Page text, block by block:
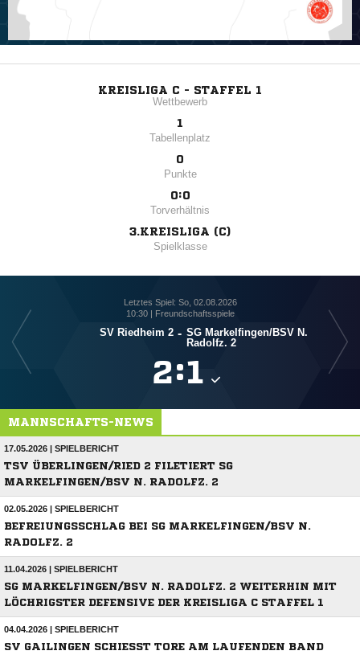
KREISLIGA C - STAFFEL 1
Wettbewerb
1
Tabellenplatz
0
Punkte
0:0
Torverhältnis
3.KREISLIGA (C)
Spielklasse
Letztes Spiel: So, 02.08.2026
10:30 | Freundschaftsspiele
SV Riedheim 2 - SG Markelfingen/​BSV N.
Radolfz. 2
:
MANNSCHAFTS-NEWS
17.05.2026 | SPIELBERICHT
TSV ÜBERLINGEN/RIED 2 FILETIERT SG
MARKELFINGEN/BSV N. RADOLFZ. 2
02.05.2026 | SPIELBERICHT
BEFREIUNGSSCHLAG BEI SG MARKELFINGEN/BSV N.
RADOLFZ. 2
11.04.2026 | SPIELBERICHT
SG MARKELFINGEN/BSV N. RADOLFZ. 2 WEITERHIN MIT
LÖCHRIGSTER DEFENSIVE DER KREISLIGA C STAFFEL 1
04.04.2026 | SPIELBERICHT
SV GAILINGEN SCHIESST TORE AM LAUFENDEN BAND